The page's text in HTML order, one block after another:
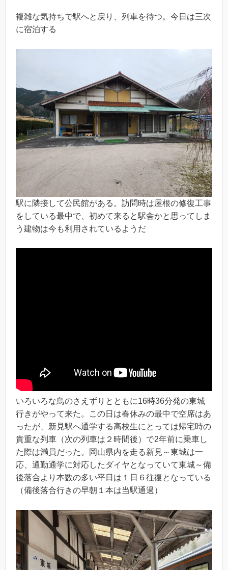
複雑な気持ちで駅へと戻り、列車を待つ。今日は三次
に宿泊する
駅に隣接して公民館がある。訪問時は屋根の修復工事
をしている最中で、初めて来ると駅舎かと思ってしま
う建物は今も利用されているようだ
いろいろな鳥のさえずりとともに16時36分発の東城
行きがやって来た。この日は春休みの最中で空席はあ
ったが、新見駅へ通学する高校生にとっては帰宅時の
貴重な列車（次の列車は２時間後）で2年前に乗車し
た際は満員だった。岡山県内を走る新見～東城は一
応、通勤通学に対応したダイヤとなっていて東城～備
後落合より本数の多い平日は１日６往復となっている
（備後落合行きの早朝１本は当駅通過）